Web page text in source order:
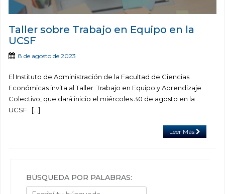
Taller sobre Trabajo en Equipo en la
UCSF
8 de agosto de 2023
El Instituto de Administración de la Facultad de Ciencias
Económicas invita al Taller: Trabajo en Equipo y Aprendizaje
Colectivo, que dará inicio el miércoles 30 de agosto en la
UCSF. […]
Leer Más
BÚSQUEDA POR PALABRAS: